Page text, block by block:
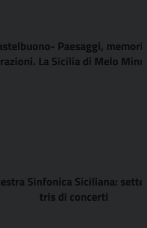
Paesaggi, memorie e
Sicilia di Melo Minnella
Siciliana: settembre
tris di concerti